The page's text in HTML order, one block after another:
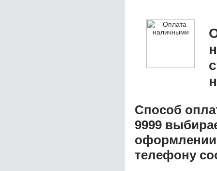
Способ
9999
оформлении
телефону